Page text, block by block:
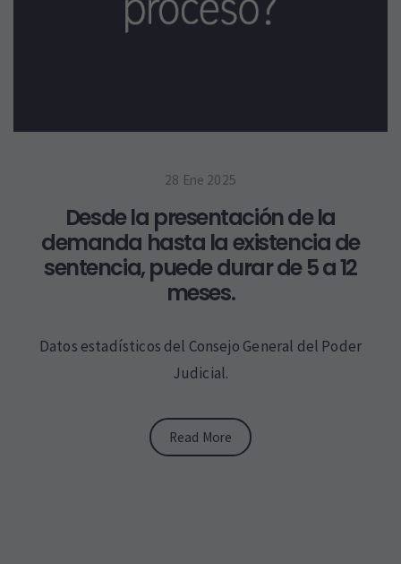
28 Ene 2025
Desde la presentación de la
demanda hasta la existencia de
sentencia, puede durar de 5 a 12
meses.
Datos estadísticos del Consejo General del Poder
Judicial.
Read More